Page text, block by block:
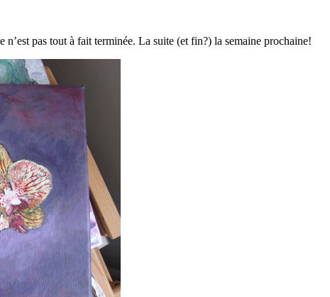
n’est pas tout à fait terminée. La suite (et fin?) la semaine prochaine!